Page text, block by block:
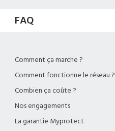
FAQ
Comment ça marche ?
Comment fonctionne le réseau ?
Combien ça coûte ?
Nos engagements
La garantie Myprotect